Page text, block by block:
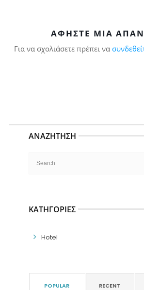
ΑΦΉΣΤΕ ΜΙΑ
Για να σχολιάσετε πρέπει να
ΑΝΑΖΉΤΗΣΗ
ΚΑΤΗΓΟΡΊΕΣ
Hotel
POPULAR RECENT